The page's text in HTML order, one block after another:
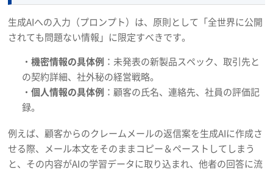
生成AIへの入力（プロンプト）は、原則として「全世界に公開
されても問題ない情報」に限定すべきです。
・ 機密情報の具体例 ：未発表の新製品スペック、取引先と
の契約詳細、社外秘の経営戦略。
・ 個人情報の具体例 ：顧客の氏名、連絡先、社員の評価記
録。
例えば、顧客からのクレームメールの返信案を生成AIに作成さ
せる際、メール本文をそのままコピー＆ペーストしてしまう
と、その内容がAIの学習データに取り込まれ、他者の回答に流